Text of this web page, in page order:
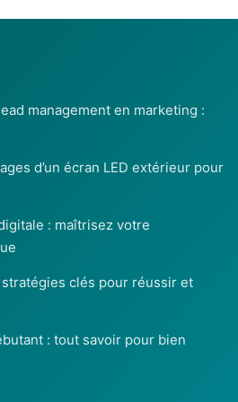
management en marketing :
d’un écran LED extérieur pour
: maîtrisez votre
stratégies clés pour réussir et
: tout savoir pour bien